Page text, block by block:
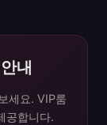
내
세요. VIP룸
공합니다.